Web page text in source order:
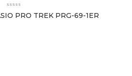
PRO TREK PRG-69-1ER